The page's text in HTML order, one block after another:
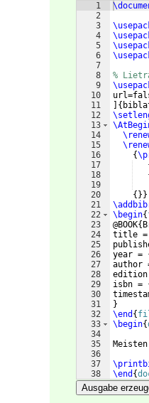
1
2
3
4
5
6
7
8
9
10
11
12
13
14
15
16
17
18
19
20
21
22
23
24
25
26
27
28
29
30
31
32
33
34
35
36
37
38
%
{
{
{ }}
\begin{
@BOOK{
title =
year =
author
edition
isbn =
}
\end {
\begin{
\end {
Ausgabe